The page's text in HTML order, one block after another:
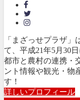
「まざっせプラザ
て、平成21年5月30日
都市と農村の連携・
ント情報や観光・物
す！
詳しいプロフィール